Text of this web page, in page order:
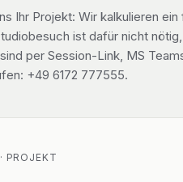
Ihr Projekt: Wir kalkulieren
ist dafür nicht
per Session-Link, MS
+49 6172 777555.
PROJEKT